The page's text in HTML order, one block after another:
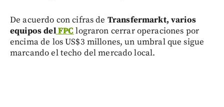
De acuerdo con cifras de Transfermarkt, varios
equipos delFPC lograron cerrar operaciones por
encima de los US$3 millones, un umbral que sigue
marcando el techo del mercado local.